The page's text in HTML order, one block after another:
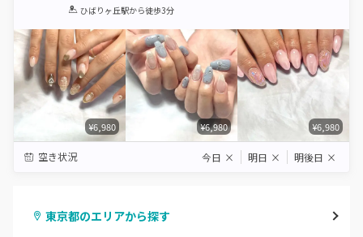
1 2 3 4 5
ひばりヶ丘駅から徒歩3分
¥6,980 ¥6,980 ¥6,980
空き状況 今日 × 明日 × 明後日 ×
東京都のエリアから探す